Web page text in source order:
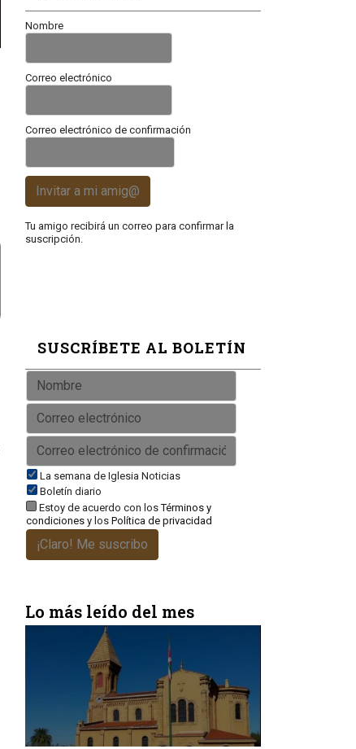
Nombre
Correo electrónico
Correo electrónico de confirmación
Invitar a mi amig@
Tu amigo recibirá un correo para confirmar la
suscripción.
SUSCRÍBETE AL BOLETÍN
La semana de Iglesia Noticias
Boletín diario
Estoy de acuerdo con losTérminos y
condiciones y los Política de privacidad
¡Claro! Me suscribo
Lo más leído del mes